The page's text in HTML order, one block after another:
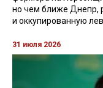
но чем ближе Днепр,
и оккупированную
31 июля 2026